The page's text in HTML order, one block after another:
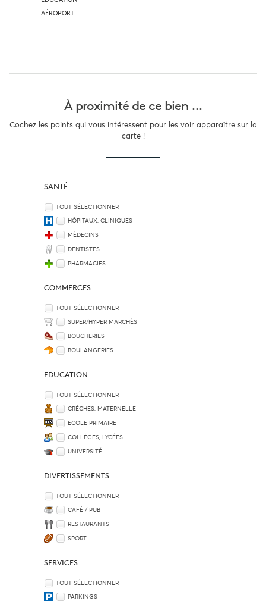
AÉROPORT
À proximité de ce bien ...
Cochez les points qui vous intéressent pour les voir apparaître sur la
carte !
SANTÉ
TOUT SÉLECTIONNER
HÔPITAUX, CLINIQUES
MÉDECINS
DENTISTES
PHARMACIES
COMMERCES
TOUT SÉLECTIONNER
SUPER/HYPER MARCHÉS
BOUCHERIES
BOULANGERIES
EDUCATION
TOUT SÉLECTIONNER
CRÈCHES, MATERNELLE
ECOLE PRIMAIRE
COLLÈGES, LYCÉES
UNIVERSITÉ
DIVERTISSEMENTS
TOUT SÉLECTIONNER
CAFÉ / PUB
RESTAURANTS
SPORT
SERVICES
TOUT SÉLECTIONNER
PARKINGS